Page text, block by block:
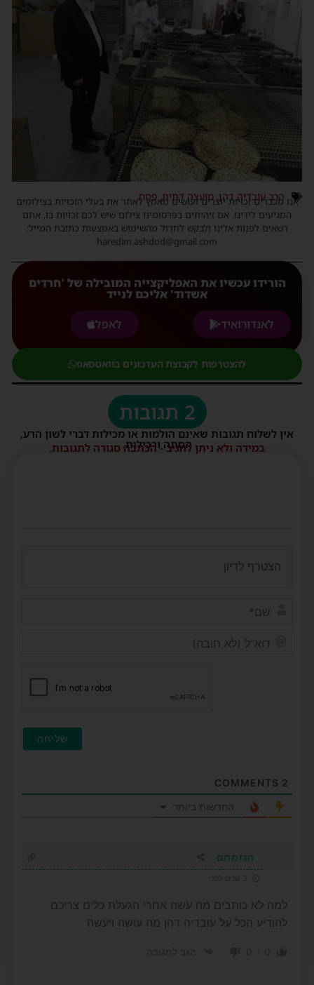
הרב עובדיה דהן,מועצה דתית,פסח
אנו מכבדים זכויות יוצרים ועושים מאמץ לאתר את בעלי הזכויות בצילומים
המגיעים לידינו. אם זיהיתים בפרסומינו צילום שיש לכם זכויות בו, אתם
רשאים לפנות אלינו ולבקש לחדול מהשימוש באמצעות כתובת המייל:
haredim.ashdod@gmail.com
הורידו עכשיו את האפליקצייה המובילה של 'חרדים
אשדוד' אליכם לנייד
לאנדורואיד
לאפל
להצטרפות לקבוצת העדכונים בוואטסאפ
2 תגובות
אין לשלוח תגובות שאינם הולמות או מכילות דברי לשון הרע,
הסתה ורכילות.
במידה ולא ניתן להגיב - הכתבה סגורה לתגובות.
2
החדשות ביותר
הגזמתם
למה לא כותבים מה עשה אחרי הגעלת כלים צריכם
להודיע הכל על עובדיה דהן מה עושה ויעשה